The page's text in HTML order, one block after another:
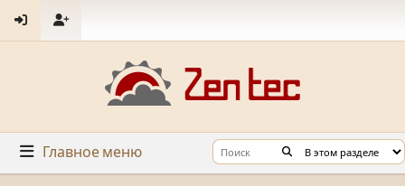
Главное меню